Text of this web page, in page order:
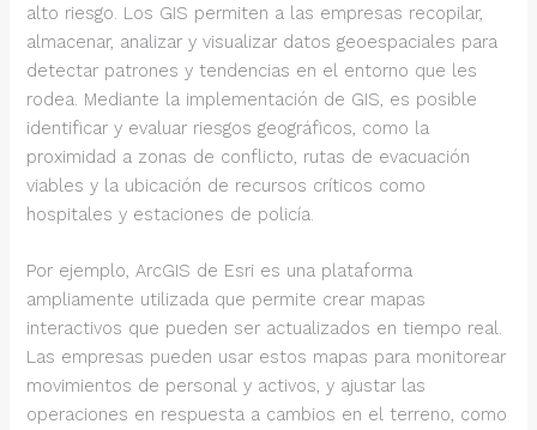
alto riesgo. Los GIS permiten a las empresas recopilar,
almacenar, analizar y visualizar datos geoespaciales para
detectar patrones y tendencias en el entorno que les
rodea. Mediante la implementación de GIS, es posible
identificar y evaluar riesgos geográficos, como la
proximidad a zonas de conflicto, rutas de evacuación
viables y la ubicación de recursos críticos como
hospitales y estaciones de policía.
Por ejemplo, ArcGIS de Esri es una plataforma
ampliamente utilizada que permite crear mapas
interactivos que pueden ser actualizados en tiempo real.
Las empresas pueden usar estos mapas para monitorear
movimientos de personal y activos, y ajustar las
operaciones en respuesta a cambios en el terreno, como